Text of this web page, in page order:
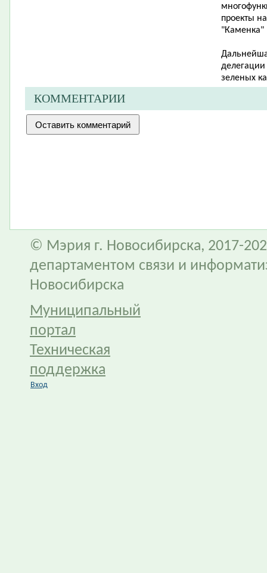
проекты
"Каменка"
зеленых
КОММЕНТАРИИ
© Мэрия г. Новосибирска, 2017-
департаментом связи и
Новосибирска
Муниципальный
портал
Техническая
поддержка
Вход